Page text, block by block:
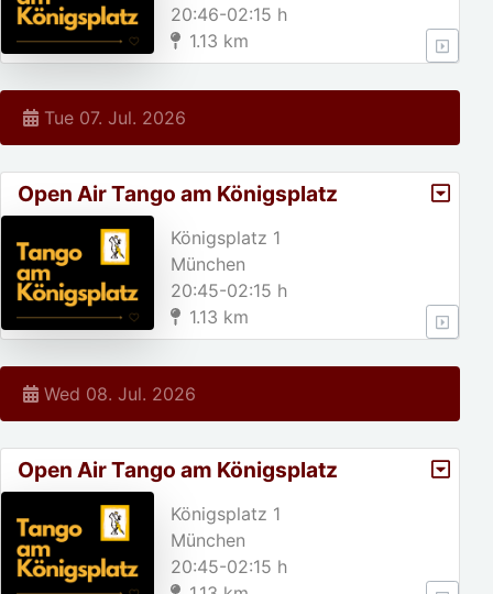
20:46-02:15 h
1.13 km
Tue 07. Jul. 2026
Open Air Tango am Königsplatz
Königsplatz 1
München
20:45-02:15 h
1.13 km
Wed 08. Jul. 2026
Open Air Tango am Königsplatz
Königsplatz 1
München
20:45-02:15 h